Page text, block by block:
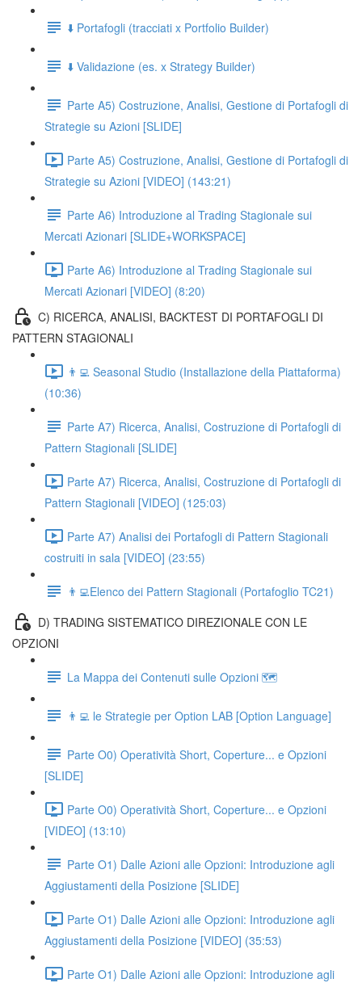
⬇️ Portafogli (tracciati x Portfolio Builder)
⬇️ Validazione (es. x Strategy Builder)
Parte A5) Costruzione, Analisi, Gestione di Portafogli di
Strategie su Azioni [SLIDE]
Parte A5) Costruzione, Analisi, Gestione di Portafogli di
Strategie su Azioni [VIDEO] (143:21)
Parte A6) Introduzione al Trading Stagionale sui
Mercati Azionari [SLIDE+WORKSPACE]
Parte A6) Introduzione al Trading Stagionale sui
Mercati Azionari [VIDEO] (8:20)
C) RICERCA, ANALISI, BACKTEST DI PORTAFOGLI DI
PATTERN STAGIONALI
👨‍💻 Seasonal Studio (Installazione della Piattaforma)
(10:36)
Parte A7) Ricerca, Analisi, Costruzione di Portafogli di
Pattern Stagionali [SLIDE]
Parte A7) Ricerca, Analisi, Costruzione di Portafogli di
Pattern Stagionali [VIDEO] (125:03)
Parte A7) Analisi dei Portafogli di Pattern Stagionali
costruiti in sala [VIDEO] (23:55)
👨‍💻Elenco dei Pattern Stagionali (Portafoglio TC21)
D) TRADING SISTEMATICO DIREZIONALE CON LE
OPZIONI
La Mappa dei Contenuti sulle Opzioni 🗺
👨‍💻 le Strategie per Option LAB [Option Language]
Parte O0) Operatività Short, Coperture... e Opzioni
[SLIDE]
Parte O0) Operatività Short, Coperture... e Opzioni
[VIDEO] (13:10)
Parte O1) Dalle Azioni alle Opzioni: Introduzione agli
Aggiustamenti della Posizione [SLIDE]
Parte O1) Dalle Azioni alle Opzioni: Introduzione agli
Aggiustamenti della Posizione [VIDEO] (35:53)
Parte O1) Dalle Azioni alle Opzioni: Introduzione agli